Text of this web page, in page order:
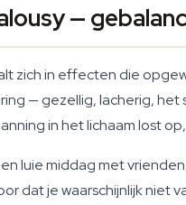
—
zich in effecten die
— gezellig, lacherig, het
in het lichaam lost
luie middag met
dat je waarschijnlijk niet